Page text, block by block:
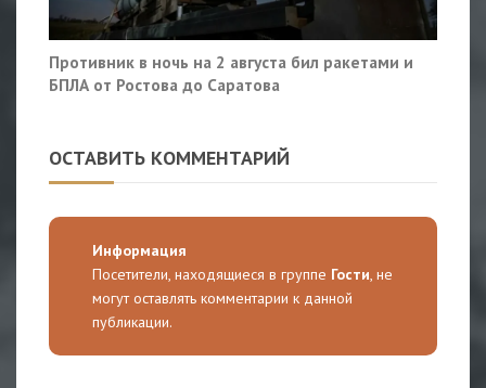
Противник в ночь на 2 августа бил ракетами и
БПЛА от Ростова до Саратова
ОСТАВИТЬ КОММЕНТАРИЙ
Информация
Посетители, находящиеся в группе Гости, не
могут оставлять комментарии к данной
публикации.